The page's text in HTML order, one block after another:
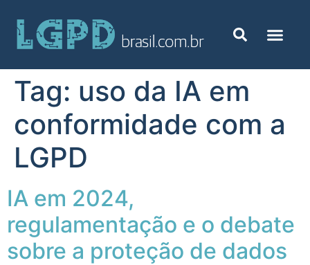
Tag: uso da IA em
conformidade com a
LGPD
IA em 2024,
regulamentação e o debate
sobre a proteção de dados